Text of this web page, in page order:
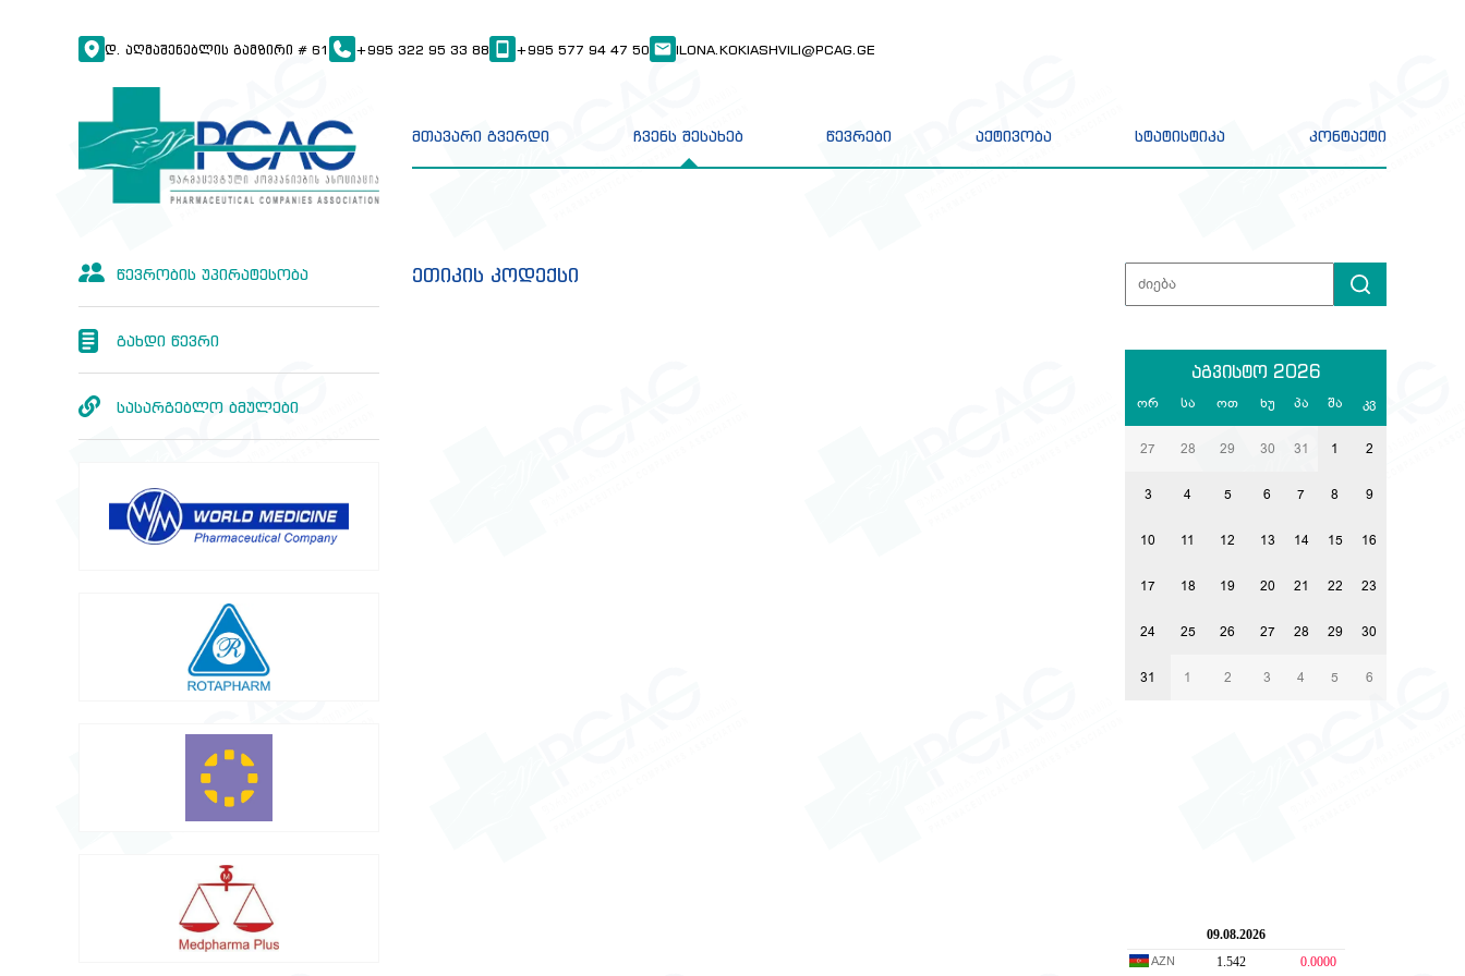
Დ. ᲐᲦᲛᲐᲨᲔᲜᲔᲑᲚᲘᲡ ᲒᲐᲛᲖᲘᲠᲘ # 61 +995 322 95 33 88 +995 577 94 47 50 ILONA.KOKIASHVILI@PCAG.GE
მთავარი გვერდი ჩვენს შესახებ წევრები აქტივობა სტატისტიკა კონტაქტი
წევრობის უპირატესობა
გახდი წევრი
სასარგებლო ბმულები
ეთიკის კოდექსი
აგვისტო 2026
ორ სა ოთ ხუ პა შა კვ
27 28 29 30 31 1 2
3 4 5 6 7 8 9
10 11 12 13 14 15 16
17 18 19 20 21 22 23
24 25 26 27 28 29 30
31 1 2 3 4 5 6
09.08.2026
AZN 1.542 0.0000